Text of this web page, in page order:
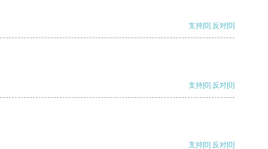
支持[0] 反对[0]
支持[0] 反对[0]
支持[0] 反对[0]